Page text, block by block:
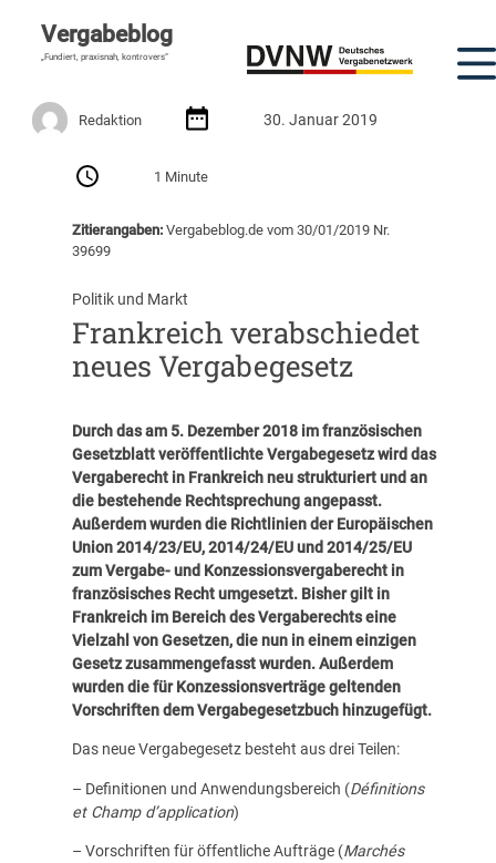
Vergabeblog
„Fundiert, praxisnah, kontrovers“
Redaktion 30. Januar 2019
1 Minute
Zitierangaben:Vergabeblog.de vom 30/01/2019 Nr.
39699
Politik und Markt
Frankreich verabschiedet
neues Vergabegesetz
Durch das am 5. Dezember 2018 im französischen
Gesetzblatt veröffentlichte Vergabegesetz wird das
Vergaberecht in Frankreich neu strukturiert und an
die bestehende Rechtsprechung angepasst.
Außerdem wurden die Richtlinien der Europäischen
Union 2014/23/EU, 2014/24/EU und 2014/25/EU
zum Vergabe- und Konzessionsvergaberecht in
französisches Recht umgesetzt. Bisher gilt in
Frankreich im Bereich des Vergaberechts eine
Vielzahl von Gesetzen, die nun in einem einzigen
Gesetz zusammengefasst wurden. Außerdem
wurden die für Konzessionsverträge geltenden
Vorschriften dem Vergabegesetzbuch hinzugefügt.
Das neue Vergabegesetz besteht aus drei Teilen:
– Definitionen und Anwendungsbereich (Définitions
et Champ d’application)
– Vorschriften für öffentliche Aufträge (Marchés